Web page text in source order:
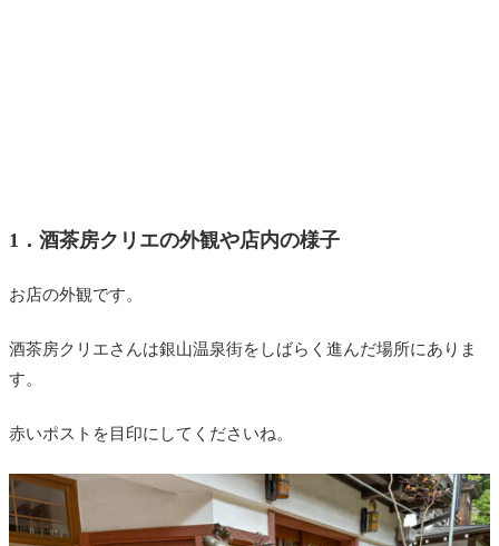
1．酒茶房クリエの外観や店内の様子
お店の外観です。
酒茶房クリエさんは銀山温泉街をしばらく進んだ場所にありま
す。
赤いポストを目印にしてくださいね。